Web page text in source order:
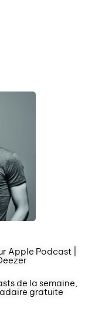
Apple Podcast |
de la semaine,
gratuite